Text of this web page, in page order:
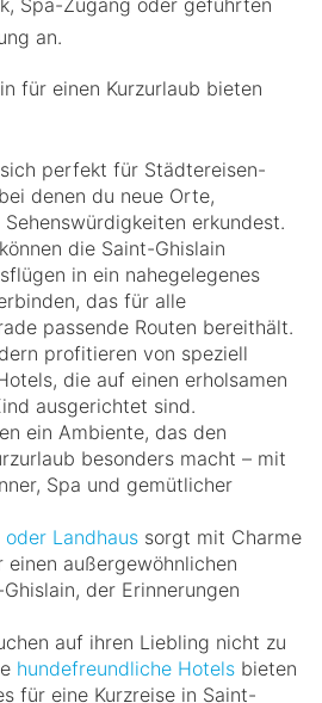
an.
für einen Kurzurlaub bieten
perfekt für Städtereisen-
denen du neue Orte,
erkundest.
die Saint-Ghislain
in ein nahegelegenes
das für alle
passende Routen bereithält.
profitieren von speziell
die auf einen erholsamen
ausgerichtet sind.
ein Ambiente, das den
besonders macht – mit
Spa und gemütlicher
oder Landhaus sorgt mit Charme
einen außergewöhnlichen
der Erinnerungen
auf ihren Liebling nicht zu
hundefreundliche Hotels bieten
für eine Kurzreise in Saint-